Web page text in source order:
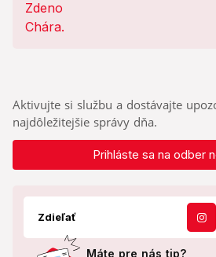
Aktivujte si službu a dostávajte
najdôležitejšie správy dňa.
Prihláste sa na odber
Zdieľať
Máte pre nás tip?